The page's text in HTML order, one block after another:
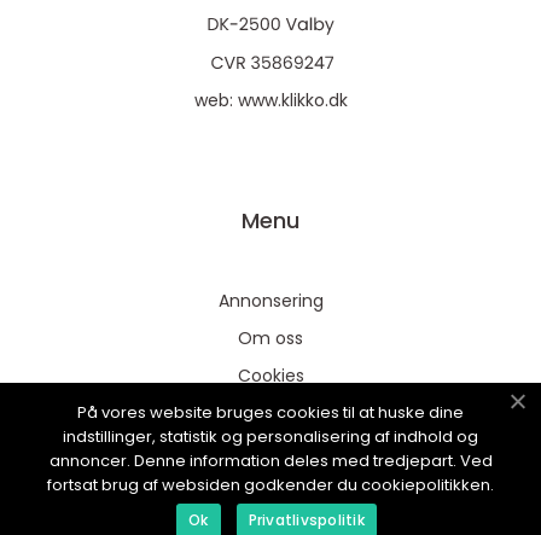
web: www.klikko.dk
Menu
Annonsering
Om oss
Cookies
Kontakta oss
Sitemap
På vores website bruges cookies til at huske dine
indstillinger, statistik og personalisering af indhold og
annoncer. Denne information deles med tredjepart. Ved
fortsat brug af websiden godkender du cookiepolitikken.
Ok Privatlivspolitik